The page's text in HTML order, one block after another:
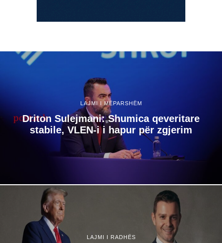
LAJMI I MËPARSHËM
Driton Sulejmani: Shumica qeveritare
stabile, VLEN-i i hapur për zgjerim
LAJMI I RADHËS